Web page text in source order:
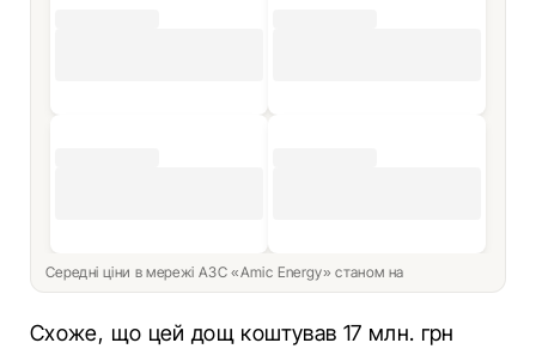
Середні ціни в мережі АЗС «Amic Energy» станом на
Схоже, що цей дощ коштував 17 млн. грн